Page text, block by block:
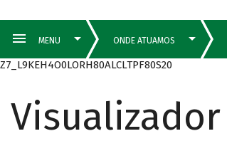
Z7_L9KEH4O0LORH80ALCLTPF80S20